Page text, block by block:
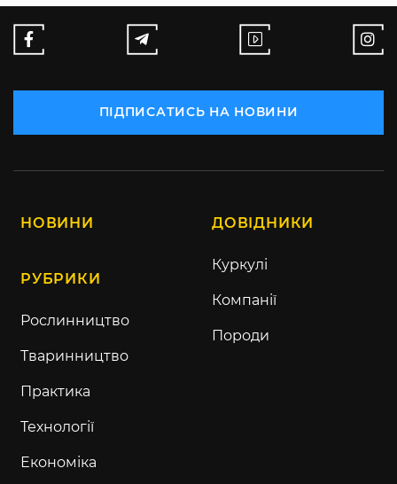
ПІДПИСАТИСЬ НА НОВИНИ
НОВИНИ
РУБРИКИ
Рослинництво
Тваринництво
Практика
Технології
Економіка
ДОВІДНИКИ
Куркулі
Компанії
Породи